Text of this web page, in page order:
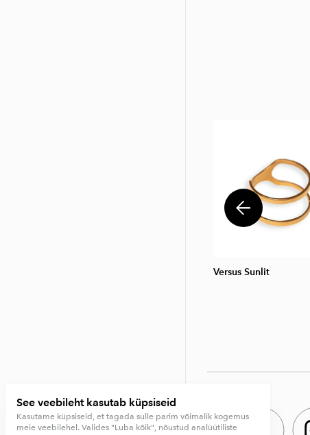
Versus Sunlit
See veebileht kasutab küpsiseid
Kasutame küpsiseid, et tagada sulle parim võimalik kogemus
meie veebilehel. Valides "Luba kõik", nõustud analüütiliste